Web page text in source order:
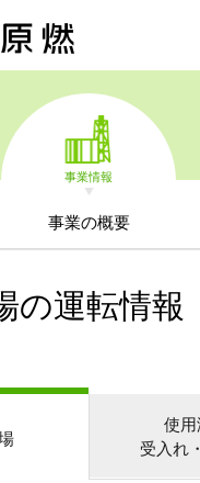
事業情報
事業の概要
の運転情報
使
受入れ